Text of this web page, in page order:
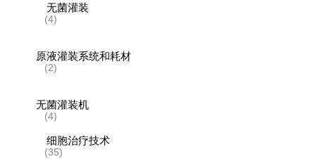
无菌灌装
(4)
原液灌装系统和耗材
(2)
无菌灌装机
(4)
细胞治疗技术
(35)